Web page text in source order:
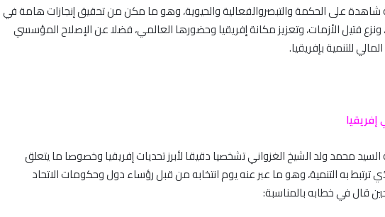
شاهدة على الحكمة والتبصروالفعالية والحيوية، وهو ما مكن من تحقيق إنجازات هامة في
ونزع فتيل الأزمات، وتعزيز مكانة إفريقيا وحضورها العالمي، فضلا عن الإصلاح المؤسسي
للتنمية بإفريقيا.
إفريقيا
محمد ولد الشيخ الغزواني تشخصيا دقيقا لأبرز تحديات إفريقيا وخصوصا ما يتعلق
ترتبط به التنمية، وهو ما عبر عنه يوم انتخابه من قبل رؤساء دول وحكومات الاتحاد